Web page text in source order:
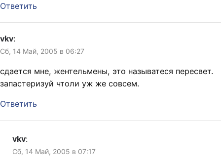
Ответить
vkv:
Сб, 14 Май, 2005 в 06:27
сдается мне, жентельмены, это называтеся пересвет.
запастеризуй чтоли уж же совсем.
Ответить
vkv:
Сб, 14 Май, 2005 в 07:17